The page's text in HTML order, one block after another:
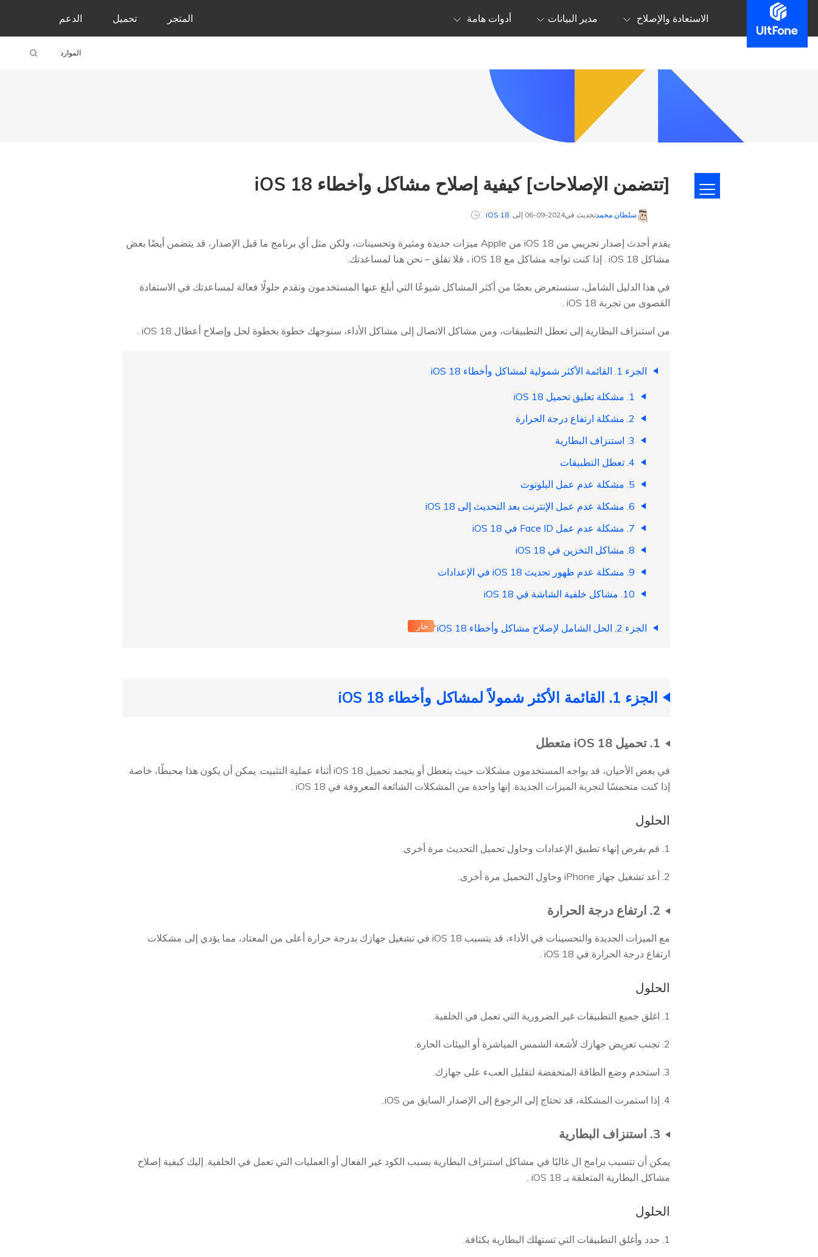
الاستعادة والإصلاح مدير البيانات أدوات هامة المتجر تحميل الدعم
الموارد
[تتضمن الإصلاحات] كيفية إصلاح مشاكل وأخطاء iOS 18
سلطان محمدتحديث في2024-09-06 إلى iOS 18
يقدم أحدث إصدار تجريبي من iOS 18 من Apple ميزات جديدة ومثيرة وتحسينات، ولكن مثل أي برنامج ما قبل الإصدار، قد يتضمن أيضًا بعض
مشاكل iOS 18 . إذا كنت تواجه مشاكل مع iOS 18 ، فلا تقلق – نحن هنا لمساعدتك.
في هذا الدليل الشامل، سنستعرض بعضًا من أكثر المشاكل شيوعًا التي أبلغ عنها المستخدمون ونقدم حلولًا فعالة لمساعدتك في الاستفادة
القصوى من تجربة iOS 18 .
من استنزاف البطارية إلى تعطل التطبيقات، ومن مشاكل الاتصال إلى مشاكل الأداء، سنوجهك خطوة بخطوة لحل وإصلاح أعطال iOS 18 .
الجزء 1. القائمة الأكثر شمولية لمشاكل وأخطاء iOS 18
1. مشكلة تعليق تحميل iOS 18
2. مشكلة ارتفاع درجة الحرارة
3. استنزاف البطارية
4. تعطل التطبيقات
5. مشكلة عدم عمل البلوتوث
6. مشكلة عدم عمل الإنترنت بعد التحديث إلى iOS 18
7. مشكلة عدم عمل Face ID في iOS 18
8. مشاكل التخزين في iOS 18
9. مشكلة عدم ظهور تحديث iOS 18 في الإعدادات
10. مشاكل خلفية الشاشة في iOS 18
الجزء 2. الحل الشامل لإصلاح مشاكل وأخطاء iOS 18 حار
الجزء 1. القائمة الأكثر شمولاً لمشاكل وأخطاء iOS 18
1. تحميل iOS 18 متعطل
في بعض الأحيان، قد يواجه المستخدمون مشكلات حيث يتعطل أو يتجمد تحميل iOS 18 أثناء عملية التثبيت. يمكن أن يكون هذا محبطًا، خاصة
إذا كنت متحمسًا لتجربة الميزات الجديدة. إنها واحدة من المشكلات الشائعة المعروفة في iOS 18 .
الحلول
1. قم بفرض إنهاء تطبيق الإعدادات وحاول تحميل التحديث مرة أخرى.
2. أعد تشغيل جهاز iPhone وحاول التحميل مرة أخرى.
2. ارتفاع درجة الحرارة
مع الميزات الجديدة والتحسينات في الأداء، قد يتسبب iOS 18 في تشغيل جهازك بدرجة حرارة أعلى من المعتاد، مما يؤدي إلى مشكلات
ارتفاع درجة الحرارة في iOS 18 .
الحلول
1. اغلق جميع التطبيقات غير الضرورية التي تعمل في الخلفية.
2. تجنب تعريض جهازك لأشعة الشمس المباشرة أو البيئات الحارة.
3. استخدم وضع الطاقة المنخفضة لتقليل العبء على جهازك.
4. إذا استمرت المشكلة، قد تحتاج إلى الرجوع إلى الإصدار السابق من iOS.
3. استنزاف البطارية
يمكن أن تتسبب برامج ال غالبًا في مشاكل استنزاف البطارية بسبب الكود غير الفعال أو العمليات التي تعمل في الخلفية. إليك كيفية إصلاح
مشاكل البطارية المتعلقة بـ iOS 18 .
الحلول
1. حدد وأغلق التطبيقات التي تستهلك البطارية بكثافة.